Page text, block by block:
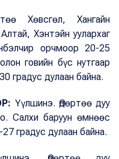
Хөвсгөл, Хангайн
Хэнтэйн уулархаг
орчмоор 20-25
говийн бүс нутгаар
градус дулаан байна.
Үүлшинэ. Өдөртөө дуу
Салхи баруун өмнөөс
градус дулаан байна.